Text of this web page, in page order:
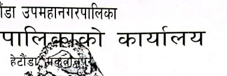
आशय पत्र दर्ता सम्बन्धी सूचना
शिक्षक सरुवा सहमतिका लागि दरखास्त आव्हान सम्बन्धी सूचना !